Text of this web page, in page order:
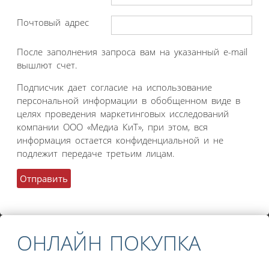
Почтовый адрес
После заполнения запроса вам на указанный e-mail
вышлют счет.
Подписчик дает согласие на использование
персональной информации в обобщенном виде в
целях проведения маркетинговых исследований
компании ООО «Медиа КиТ», при этом, вся
информация остается конфиденциальной и не
подлежит передаче третьим лицам.
ОНЛАЙН ПОКУПКА